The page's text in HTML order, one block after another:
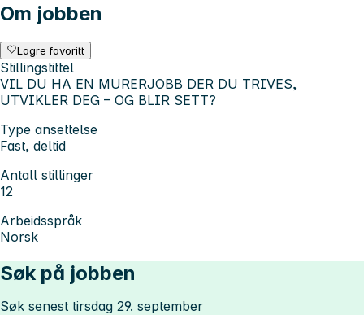
Om jobben
Lagre favoritt
Stillingstittel
VIL DU HA EN MURERJOBB DER DU TRIVES,
UTVIKLER DEG – OG BLIR SETT?
Type ansettelse
Fast, deltid
Antall stillinger
12
Arbeidsspråk
Norsk
Søk på jobben
Søk senest tirsdag 29. september